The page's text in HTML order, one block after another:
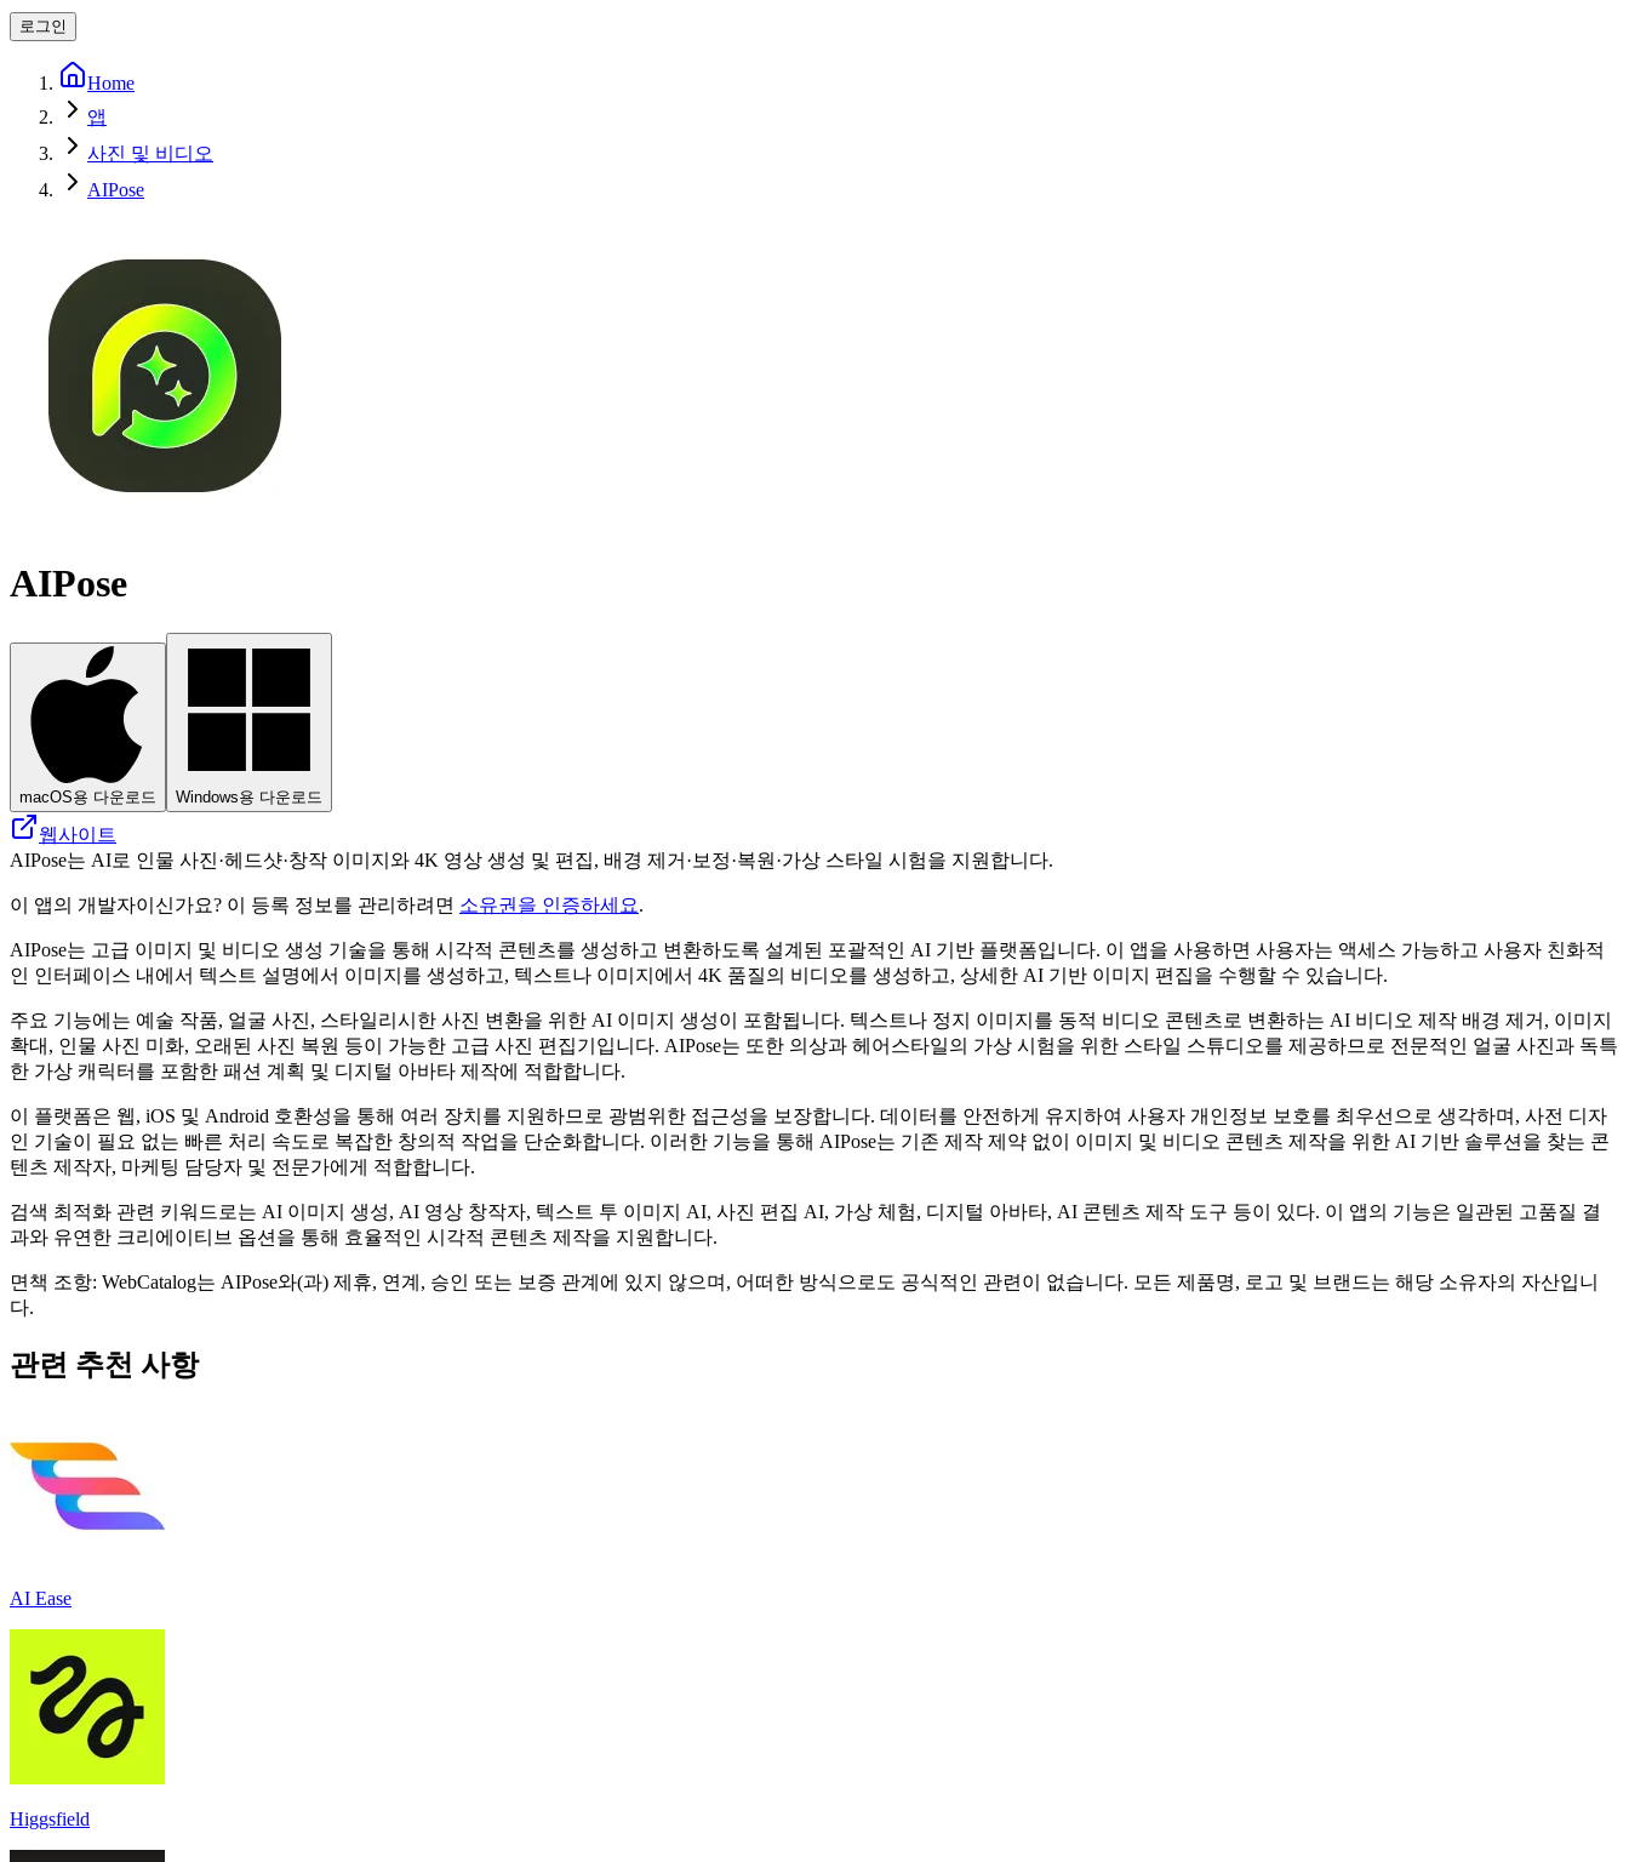
로그인
Home
앱
사진 및 비디오
AIPose
AIPose
macOS용 다운로드 Windows용 다운로드
웹사이트
AIPose는 AI로 인물 사진·헤드샷·창작 이미지와 4K 영상 생성 및 편집, 배경 제거·보정·복원·가상 스타일 시험을 지원합니다.
이 앱의 개발자이신가요? 이 등록 정보를 관리하려면 소유권을 인증하세요.
AIPose는 고급 이미지 및 비디오 생성 기술을 통해 시각적 콘텐츠를 생성하고 변환하도록 설계된 포괄적인 AI 기반 플랫폼입니다. 이 앱을 사용하면 사용자는 액세스 가능하고 사용자 친화적
인 인터페이스 내에서 텍스트 설명에서 이미지를 생성하고, 텍스트나 이미지에서 4K 품질의 비디오를 생성하고, 상세한 AI 기반 이미지 편집을 수행할 수 있습니다.
주요 기능에는 예술 작품, 얼굴 사진, 스타일리시한 사진 변환을 위한 AI 이미지 생성이 포함됩니다. 텍스트나 정지 이미지를 동적 비디오 콘텐츠로 변환하는 AI 비디오 제작 배경 제거, 이미지
확대, 인물 사진 미화, 오래된 사진 복원 등이 가능한 고급 사진 편집기입니다. AIPose는 또한 의상과 헤어스타일의 가상 시험을 위한 스타일 스튜디오를 제공하므로 전문적인 얼굴 사진과 독특
한 가상 캐릭터를 포함한 패션 계획 및 디지털 아바타 제작에 적합합니다.
이 플랫폼은 웹, iOS 및 Android 호환성을 통해 여러 장치를 지원하므로 광범위한 접근성을 보장합니다. 데이터를 안전하게 유지하여 사용자 개인정보 보호를 최우선으로 생각하며, 사전 디자
인 기술이 필요 없는 빠른 처리 속도로 복잡한 창의적 작업을 단순화합니다. 이러한 기능을 통해 AIPose는 기존 제작 제약 없이 이미지 및 비디오 콘텐츠 제작을 위한 AI 기반 솔루션을 찾는 콘
텐츠 제작자, 마케팅 담당자 및 전문가에게 적합합니다.
검색 최적화 관련 키워드로는 AI 이미지 생성, AI 영상 창작자, 텍스트 투 이미지 AI, 사진 편집 AI, 가상 체험, 디지털 아바타, AI 콘텐츠 제작 도구 등이 있다. 이 앱의 기능은 일관된 고품질 결
과와 유연한 크리에이티브 옵션을 통해 효율적인 시각적 콘텐츠 제작을 지원합니다.
면책 조항: WebCatalog는 AIPose와(과) 제휴, 연계, 승인 또는 보증 관계에 있지 않으며, 어떠한 방식으로도 공식적인 관련이 없습니다. 모든 제품명, 로고 및 브랜드는 해당 소유자의 자산입니
다.
관련 추천 사항
AI Ease
Higgsfield